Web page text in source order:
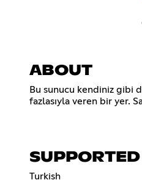
ABOUT
Bu sunucu kendiniz gibi
fazlasıyla veren bir yer.
Turkish